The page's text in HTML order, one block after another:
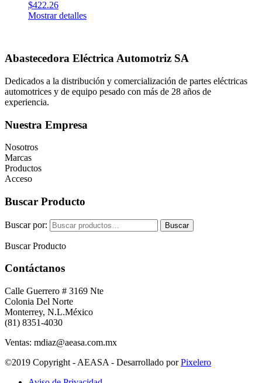
$422.26
Mostrar detalles
Abastecedora Eléctrica Automotriz SA
Dedicados a la distribución y comercialización de partes eléctricas
automotrices y de equipo pesado con más de 28 años de
experiencia.
Nuestra Empresa
Nosotros
Marcas
Productos
Acceso
Buscar Producto
Buscar por: Buscar
Buscar Producto
Contáctanos
Calle Guerrero # 3169 Nte
Colonia Del Norte
Monterrey, N.L.México
(81) 8351-4030
Ventas: mdiaz@aeasa.com.mx
©2019 Copyright - AEASA - Desarrollado porPixelero